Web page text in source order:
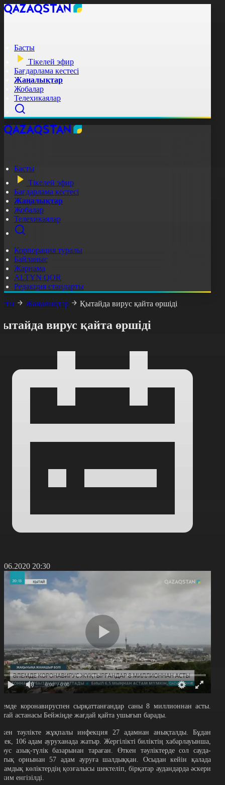
Басты
Тікелей эфир
Бағдарлама кестесі
Жаңалықтар
Жобалар
Телехикаялар
Басты
Тікелей эфир
Бағдарлама кестесі
Жаңалықтар
Жобалар
Телехикаялар
Корпорация туралы
Байланыс
Жарнама
ALTYN QOR
Редакция стандарты
Жаңалықтар Қытайда вирус қайта өршіді
вирус қайта өршіді
20:30
0:00 / 0:00
коронавируспен сырқаттанғандар саны 8 миллионнан асты.
астанасы Бейжіңде жағдай қайта ушығып барады.
тәулікте жұқпалы инфекция 27 адамнан анықталды. Бұдан
106 адам ауруханада жатыр. Жергілікті биліктің хабарлауынша,
азық-түлік базарынан тараған. Өткен тәуліктерде сол сауда-
орнынан 57 адам ауруға шалдыққан. Осыдан кейін қалада
көліктердің қозғалысы шектеліп, бірқатар аудандарда әскери
енгізілді.